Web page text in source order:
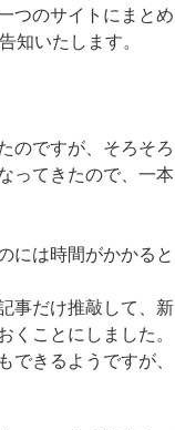
つのサイトにまとめ
知いたします。
のですが、そろそろ
ってきたので、一本
には時間がかかると
事だけ推敲して、新
くことにしました。
できるようですが、